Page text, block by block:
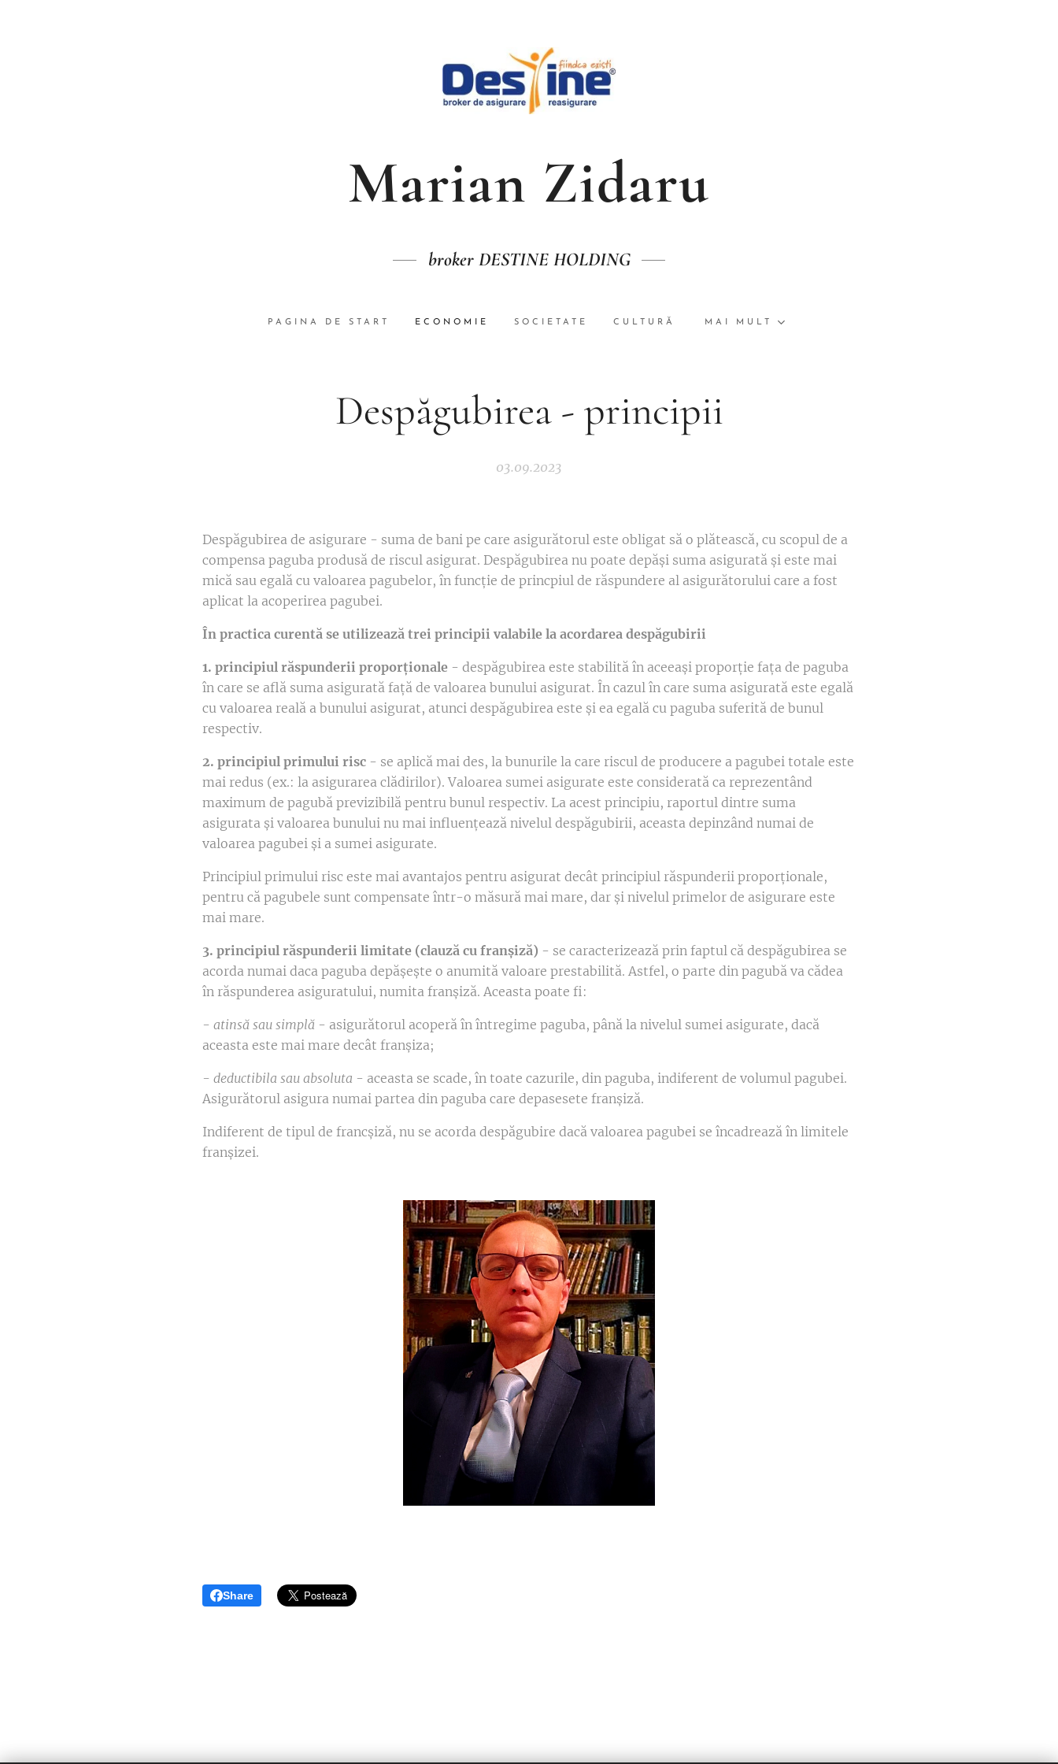
Marian Zidaru
broker DESTINE HOLDING
PAGINA DE START ECONOMIE SOCIETATE CULTURĂ MAI MULT
Despăgubirea - principii
03.09.2023
Despăgubirea de asigurare - suma de bani pe care asigurătorul este obligat să o plătească, cu scopul de a
compensa paguba produsă de riscul asigurat. Despăgubirea nu poate depăși suma asigurată și este mai
mică sau egală cu valoarea pagubelor, în funcție de princpiul de răspundere al asigurătorului care a fost
aplicat la acoperirea pagubei.
În practica curentă se utilizează trei principii valabile la acordarea despăgubirii
1. principiul răspunderii proporționale - despăgubirea este stabilită în aceeași proporție fața de paguba
în care se află suma asigurată față de valoarea bunului asigurat. În cazul în care suma asigurată este egală
cu valoarea reală a bunului asigurat, atunci despăgubirea este și ea egală cu paguba suferită de bunul
respectiv.
2. principiul primului risc - se aplică mai des, la bunurile la care riscul de producere a pagubei totale este
mai redus (ex.: la asigurarea clădirilor). Valoarea sumei asigurate este considerată ca reprezentând
maximum de pagubă previzibilă pentru bunul respectiv. La acest principiu, raportul dintre suma
asigurata și valoarea bunului nu mai influențează nivelul despăgubirii, aceasta depinzând numai de
valoarea pagubei și a sumei asigurate.
Principiul primului risc este mai avantajos pentru asigurat decât principiul răspunderii proporționale,
pentru că pagubele sunt compensate într-o măsură mai mare, dar și nivelul primelor de asigurare este
mai mare.
3. principiul răspunderii limitate (clauză cu franșiză) - se caracterizează prin faptul că despăgubirea se
acorda numai daca paguba depășește o anumită valoare prestabilită. Astfel, o parte din pagubă va cădea
în răspunderea asiguratului, numita franșiză. Aceasta poate fi:
- atinsă sau simplă - asigurătorul acoperă în întregime paguba, până la nivelul sumei asigurate, dacă
aceasta este mai mare decât franșiza;
- deductibila sau absoluta - aceasta se scade, în toate cazurile, din paguba, indiferent de volumul pagubei.
Asigurătorul asigura numai partea din paguba care depasesete franșiză.
Indiferent de tipul de francșiză, nu se acorda despăgubire dacă valoarea pagubei se încadrează în limitele
franșizei.
Share